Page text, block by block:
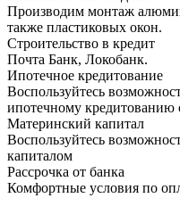
Производим монтаж
также пластиковых окон.
Строительство в кредит
Почта Банк, Локобанк.
Ипотечное кредитование
Воспользуйтесь
ипотечному
Материнский капитал
Воспользуйтесь
капиталом
Рассрочка от банка
Комфортные условия по